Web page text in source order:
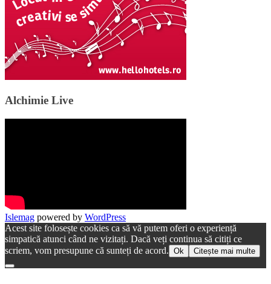
Alchimie Live
Islemag powered by WordPress
Acest site folosește cookies ca să vă putem oferi o experiență
simpatică atunci când ne vizitați. Dacă veți continua să citiți ce
scriem, vom presupune că sunteți de acord. Ok Citește mai multe